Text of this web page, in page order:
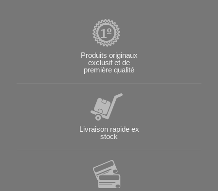
Produits originaux
exclusif et de
première qualité
Livraison rapide ex
stock